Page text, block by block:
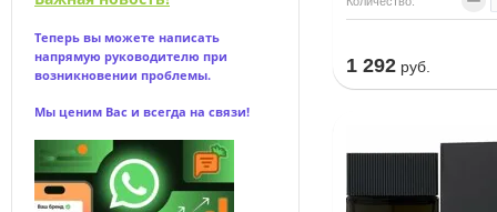
1 292 руб.
Теперь вы можете написать
напрямую руководителю при
возникновении проблемы.
Мы ценим Вас и всегда на связи!